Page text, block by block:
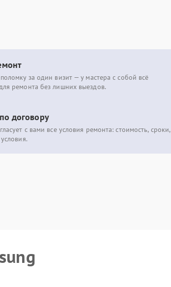
за один визит — у мастера с собой всё
ремонта без лишних выездов.
договору
с вами все условия ремонта: стоимость, сроки,